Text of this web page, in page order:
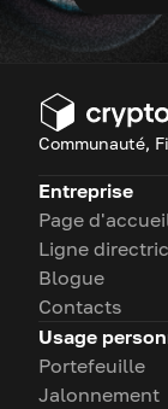
Communauté,
Entreprise
Page
Ligne
Blogue
Contacts
Usage
Portefeuille
Jalonnement